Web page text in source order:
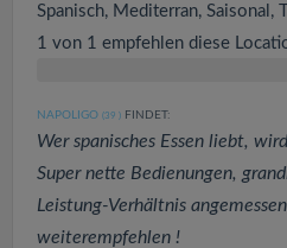
Spanisch, Mediterran, Saisonal,
1 von 1 empfehlen diese
NAPOLIGO (39 ) FINDET:
Wer spanisches Essen liebt,
Super nette Bedienungen,
Leistung-Verhältnis
weiterempfehlen !